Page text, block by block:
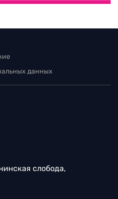
данных
слобода,